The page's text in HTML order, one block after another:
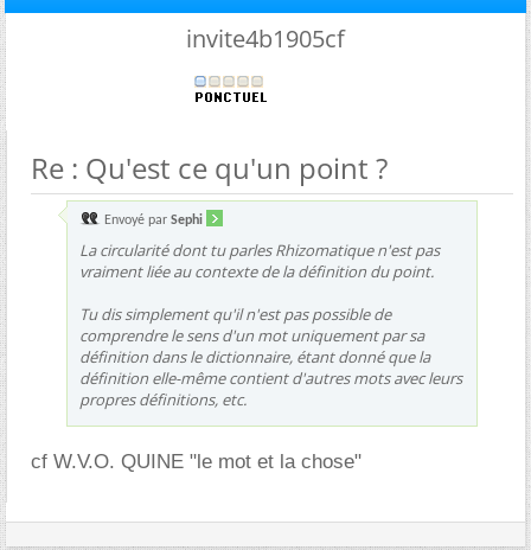
invite4b1905cf
Re : Qu'est ce qu'un point ?
Envoyé par Sephi
La circularité dont tu parles Rhizomatique n'est pas
vraiment liée au contexte de la définition du point.
Tu dis simplement qu'il n'est pas possible de
comprendre le sens d'un mot uniquement par sa
définition dans le dictionnaire, étant donné que la
définition elle-même contient d'autres mots avec leurs
propres définitions, etc.
cf W.V.O. QUINE "le mot et la chose"